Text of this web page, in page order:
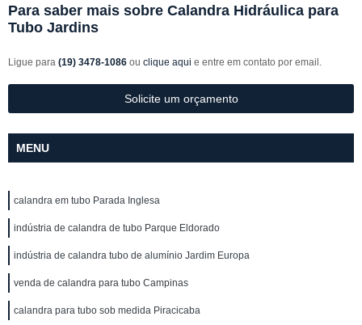
Para saber mais sobre Calandra Hidráulica para
Tubo Jardins
Ligue para (19) 3478-1086 ou clique aqui e entre em contato por email.
Solicite um orçamento
MENU
calandra em tubo Parada Inglesa
indústria de calandra de tubo Parque Eldorado
indústria de calandra tubo de alumínio Jardim Europa
venda de calandra para tubo Campinas
calandra para tubo sob medida Piracicaba